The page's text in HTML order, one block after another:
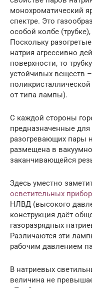
монохроматический
спектре. Это
особой колбе
Поскольку
натрия агрессивно
поверхности, то
устойчивых веществ
от типа лампы).
С каждой стороны
предназначенные
разогревающих пары
размещена в
заканчивающейся
Здесь уместно
осветительных
НЛВД (высокого
конструкция даёт
газоразрядных
Различаются эти
рабочим давлением
В натриевых
величина не